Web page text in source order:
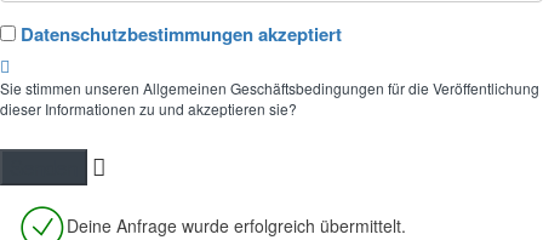
Datenschutzbestimmungen akzeptiert
Sie stimmen unseren Allgemeinen Geschäftsbedingungen für die Veröffentlichung
dieser Informationen zu und akzeptieren sie?
Deine Anfrage wurde erfolgreich übermittelt.